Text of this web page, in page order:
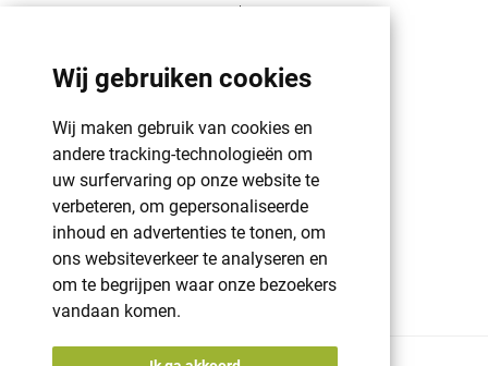
Wij gebruiken cookies
Wij maken gebruik van cookies en
andere tracking-technologieën om
uw surfervaring op onze website te
verbeteren, om gepersonaliseerde
inhoud en advertenties te tonen, om
ons websiteverkeer te analyseren en
om te begrijpen waar onze bezoekers
vandaan komen.
Blog
GDPR | PRIVACY POLICY | HAROGIFTS
PMS kleuren
Cookie beleid
Voorwaarden en bepalingen
Winkelwagen